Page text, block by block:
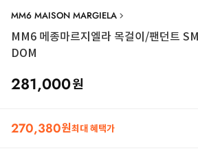
MM6 MAISON MARGIELA
MM6 메종마르지엘라 목걸이/팬던트
DOM
281,000원
270,380원최대 혜택가